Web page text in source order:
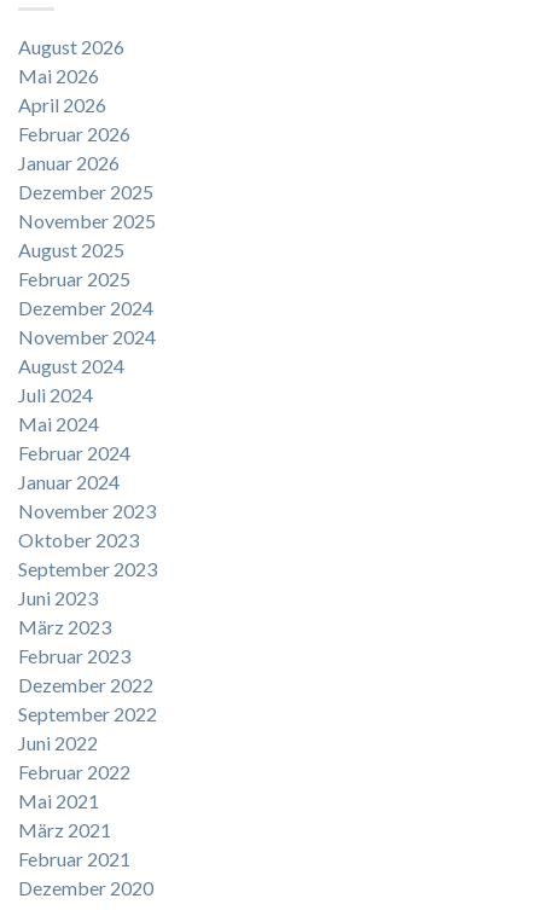
August 2026
Mai 2026
April 2026
Februar 2026
Januar 2026
Dezember 2025
November 2025
August 2025
Februar 2025
Dezember 2024
November 2024
August 2024
Juli 2024
Mai 2024
Februar 2024
Januar 2024
November 2023
Oktober 2023
September 2023
Juni 2023
März 2023
Februar 2023
Dezember 2022
September 2022
Juni 2022
Februar 2022
Mai 2021
März 2021
Februar 2021
Dezember 2020